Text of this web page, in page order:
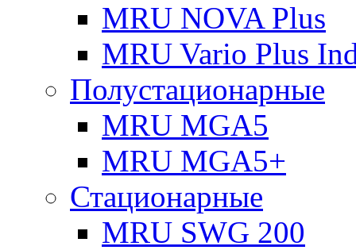
MRU NOVA Plus
MRU Vario Plus
Полустационарные
MRU MGA5
MRU MGA5+
Стационарные
MRU SWG 200